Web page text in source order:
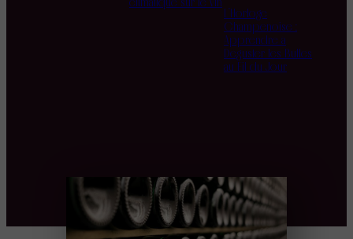
L’Horloge
Champenoise :
Apprendre à
Déguster les Bulles
au Fil du Jour